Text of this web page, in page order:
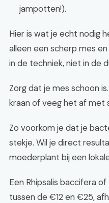
jampotten!).
Hier is wat je echt nodig
alleen een scherp mes
in de techniek, niet in de
Zorg dat je mes schoon
kraan of veeg het af met
Zo voorkom je dat je
stekje. Wil je direct
moederplant bij een
Een Rhipsalis baccifera
tussen de €12 en €25,